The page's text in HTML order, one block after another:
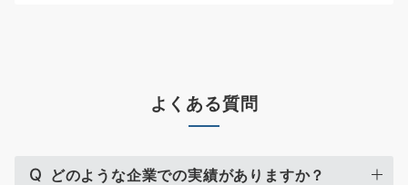
よくある質問
Q どのような企業での実績がありますか？